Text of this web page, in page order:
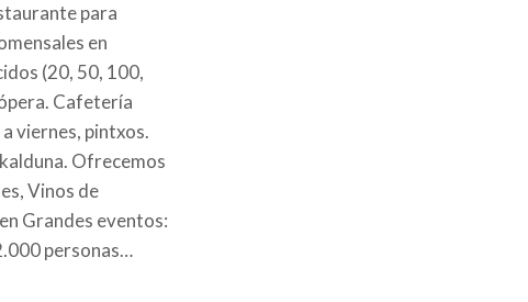
para
en
(20, 50, 100,
Cafetería
viernes, pintxos.
Ofrecemos
Vinos de
Grandes eventos:
personas…